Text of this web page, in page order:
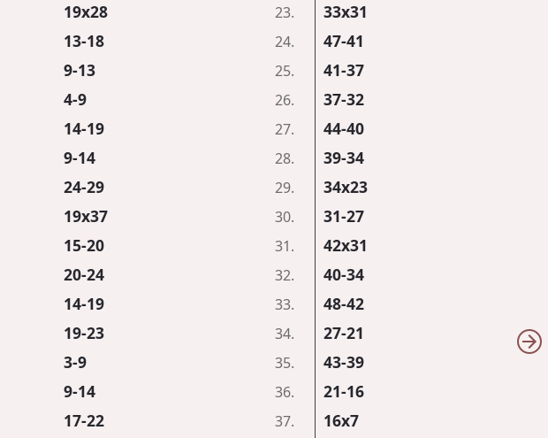
19x28
23.
33x31
13-18
24.
47-41
9-13
25.
41-37
4-9
26.
37-32
14-19
27.
44-40
9-14
28.
39-34
24-29
29.
34x23
19x37
30.
31-27
15-20
31.
42x31
20-24
32.
40-34
14-19
33.
48-42
19-23
34.
27-21
3-9
35.
43-39
9-14
36.
21-16
17-22
37.
16x7